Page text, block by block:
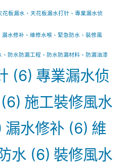
花板漏水、天花板漏水打针、專業漏水侦
水修补、維修水喉、緊急防水、裝修風
防水防漏工程、防水防漏材料、防漏油漆
(6) 專業漏水侦
(6) 施工裝修風水
漏水修补 (6) 維
水 (6) 裝修風水